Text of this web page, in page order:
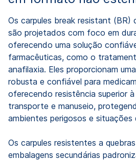
Os carpules break resistant (BR)
são projetados com foco em
oferecendo uma solução
farmacêuticas, como o
anafilaxia. Eles proporcionam
robusta e confiável para
oferecendo resistência superior
transporte e manuseio,
ambientes perigosos e situações
Os carpules resistentes a
embalagens secundárias